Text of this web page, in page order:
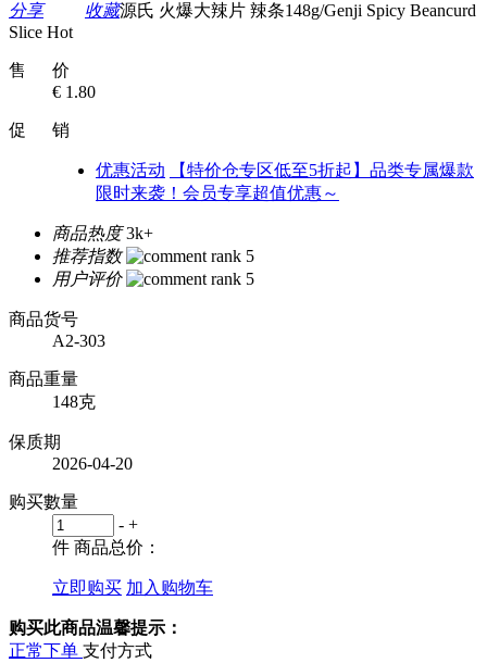
分享 收藏源氏 火爆大辣片 辣条148g/Genji Spicy Beancurd
Slice Hot
售 价
€ 1.80
促 销
优惠活动
【特价仓专区低至5折起】品类专属爆款
限时来袭！会员专享超值优惠～
商品热度 3k+
推荐指数
用户评价
商品货号
A2-303
商品重量
148克
保质期
2026-04-20
购买數量
- +
件 商品总价：
立即购买 加入购物车
购买此商品温馨提示：
正常下单 支付方式